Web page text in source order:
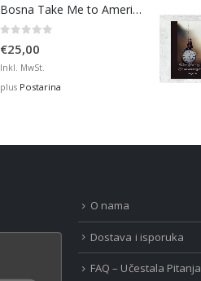
Bosna Take Me to America Navijačka Majica 2
€25,00
Inkl. MwSt.
plus Postarina
O nama
Dostava i isporuka
FAQ – Učestala Pitanja